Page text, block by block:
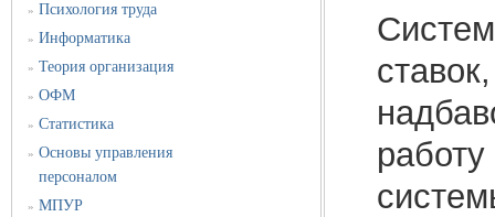
» Психология труда
» Информатика
» Теория организация
» ОФМ
» Статистика
» Основы управления
персоналом
» МПУР